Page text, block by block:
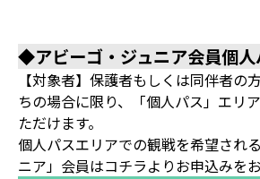
◆アビーゴ・ジュニア会員個
【対象者】保護者もしくは同伴者の
ちの場合に限り、「個人パス」エリ
ただけます。
個人パスエリアでの観戦を希望され
ニア」会員はコチラよりお申込みを